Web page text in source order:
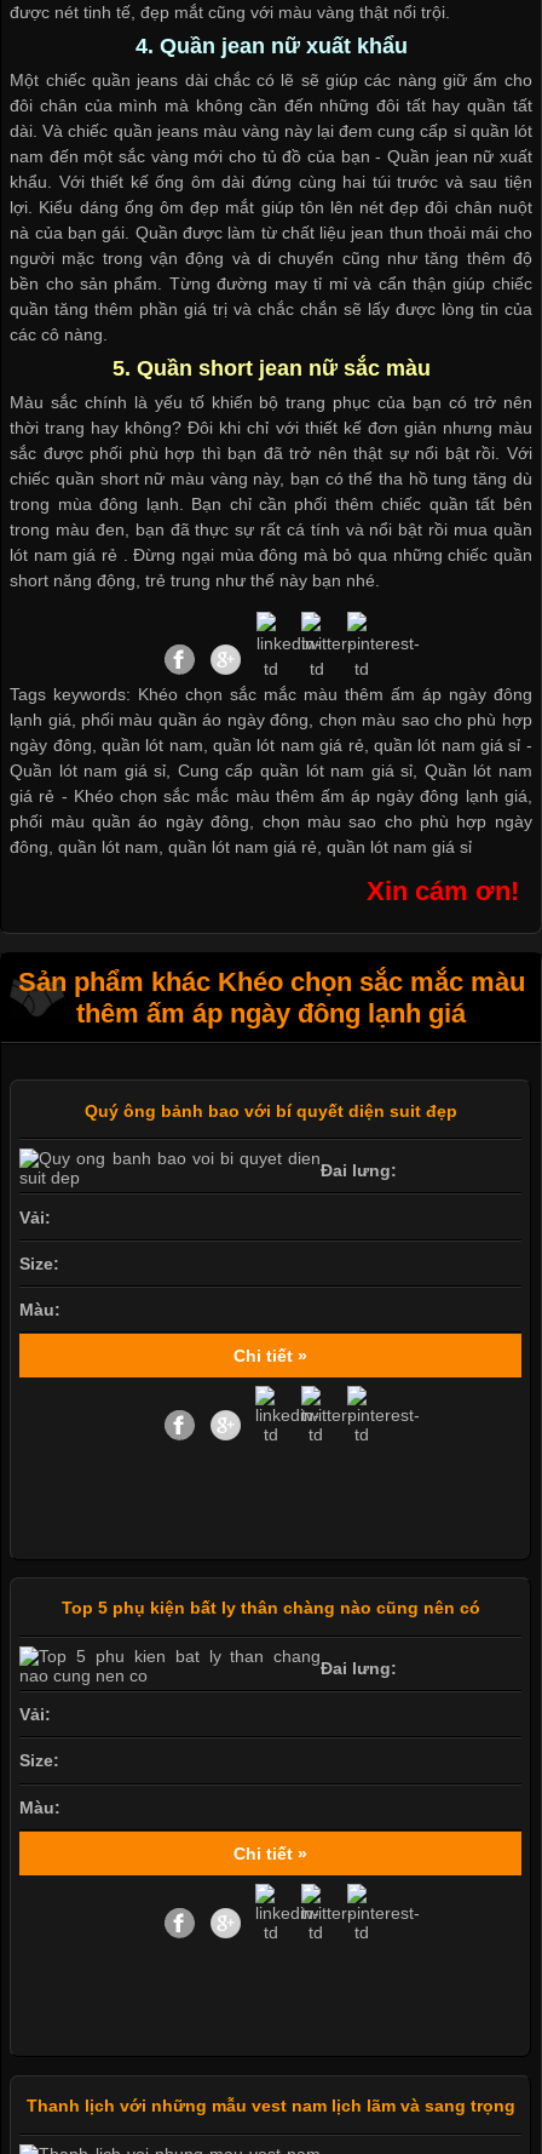
được nét tinh tế, đẹp mắt cũng với màu vàng thật nổi trội.
4. Quần jean nữ xuất khẩu
Một chiếc quần jeans dài chắc có lẽ sẽ giúp các nàng giữ ấm cho
đôi chân của mình mà không cần đến những đôi tất hay quần tất
dài. Và chiếc quần jeans màu vàng này lại đemcung cấp sỉ quần lót
nam đến một sắc vàng mới cho tủ đồ của bạn - Quần jean nữ xuất
khẩu. Với thiết kế ống ôm dài đứng cùng hai túi trước và sau tiện
lợi. Kiểu dáng ống ôm đẹp mắt giúp tôn lên nét đẹp đôi chân nuột
nà của bạn gái. Quần được làm từ chất liệu jean thun thoải mái cho
người mặc trong vận động và di chuyển cũng như tăng thêm độ
bền cho sản phẩm. Từng đường may tỉ mỉ và cẩn thận giúp chiếc
quần tăng thêm phần giá trị và chắc chắn sẽ lấy được lòng tin của
các cô nàng.
5. Quần short jean nữ sắc màu
Màu sắc chính là yếu tố khiến bộ trang phục của bạn có trở nên
thời trang hay không? Đôi khi chỉ với thiết kế đơn giản nhưng màu
sắc được phối phù hợp thì bạn đã trở nên thật sự nổi bật rồi. Với
chiếc quần short nữ màu vàng này, bạn có thể tha hồ tung tăng dù
trong mùa đông lạnh. Bạn chỉ cần phối thêm chiếc quần tất bên
trong màu đen, bạn đã thực sự rất cá tính và nổi bật rồi mua quần
lót nam giá rẻ . Đừng ngại mùa đông mà bỏ qua những chiếc quần
short năng động, trẻ trung như thế này bạn nhé.
Tags keywords: Khéo chọn sắc mắc màu thêm ấm áp ngày đông
lạnh giá, phối màu quần áo ngày đông, chọn màu sao cho phù hợp
ngày đông, quần lót nam, quần lót nam giá rẻ, quần lót nam giá sỉ -
Quần lót nam giá sỉ
Cung cấp quần lót nam giá sỉ
Quần lót nam
giá rẻ - Khéo chọn sắc mắc màu thêm ấm áp ngày đông lạnh giá
phối màu quần áo ngày đông
chọn màu sao cho phù hợp ngày
đông ,quần lót nam ,quần lót nam giá rẻ ,quần lót nam giá sỉ
Xin cám ơn!
Sản phẩm khác Khéo chọn sắc mắc màu
thêm ấm áp ngày đông lạnh giá
Quý ông bảnh bao với bí quyết diện suit đẹp
Đai lưng:
Vải:
Size:
Màu:
Chi tiết »
Top 5 phụ kiện bất ly thân chàng nào cũng nên có
Đai lưng:
Vải:
Size:
Màu:
Chi tiết »
Thanh lịch với những mẫu vest nam lịch lãm và sang trọng